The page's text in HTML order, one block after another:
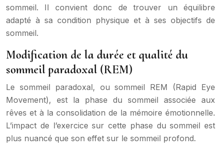
sommeil. Il convient donc de trouver un équilibre
adapté à sa condition physique et à ses objectifs de
sommeil.
Modification de la durée et qualité du
sommeil paradoxal (REM)
Le sommeil paradoxal, ou sommeil REM (Rapid Eye
Movement), est la phase du sommeil associée aux
rêves et à la consolidation de la mémoire émotionnelle.
L’impact de l’exercice sur cette phase du sommeil est
plus nuancé que son effet sur le sommeil profond.